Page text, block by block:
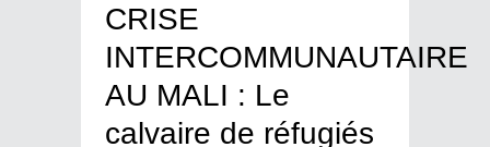
CRISE
INTERCOMMUNAUTAIRE
AU MALI : Le
calvaire de réfugiés